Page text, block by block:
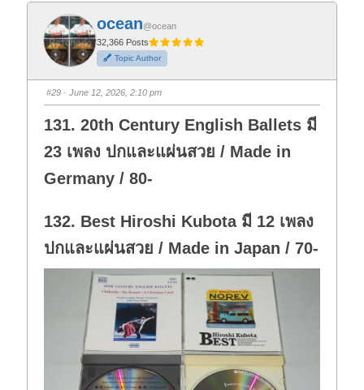
k
f
o
r
t
h
u
m
d
o
n
.
k
o
r
t
h
u
m
u
p
ocean@ocean
32,366 Posts
Topic Author
#29 · June 12, 2026, 2:10 pm
131. 20th Century English Ballets มี
23 เพลง ปกและแผ่นสวย / Made in
Germany / 80-
132. Best Hiroshi Kubota มี 12 เพลง
ปกและแผ่นสวย / Made in Japan / 70-